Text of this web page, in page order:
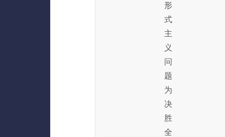
形
式
主
义
问
题
为
决
胜
全